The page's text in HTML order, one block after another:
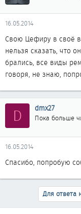
16.05.2014
Свою Цефиру в своё
нельзя сказать, что
брались, все виды
говоря, не знаю,
D dmx27
Пока больше
16.05.2014
Спасибо, попробую
Для ответа